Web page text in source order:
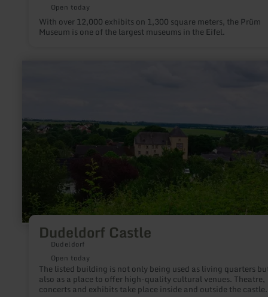
Open today
With over 12,000 exhibits on 1,300 square meters, the Prüm
Museum is one of the largest museums in the Eifel.
Dudeldorf Castle
Dudeldorf
Open today
The listed building is not only being used as living quarters
also as a place to offer high-quality cultural venues. Theatre,
concerts and exhibits take place inside and outside the castle.